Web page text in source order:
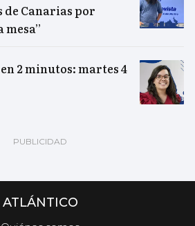
de Canarias por
mesa”
2 minutos: martes 4
ATLÁNTICO